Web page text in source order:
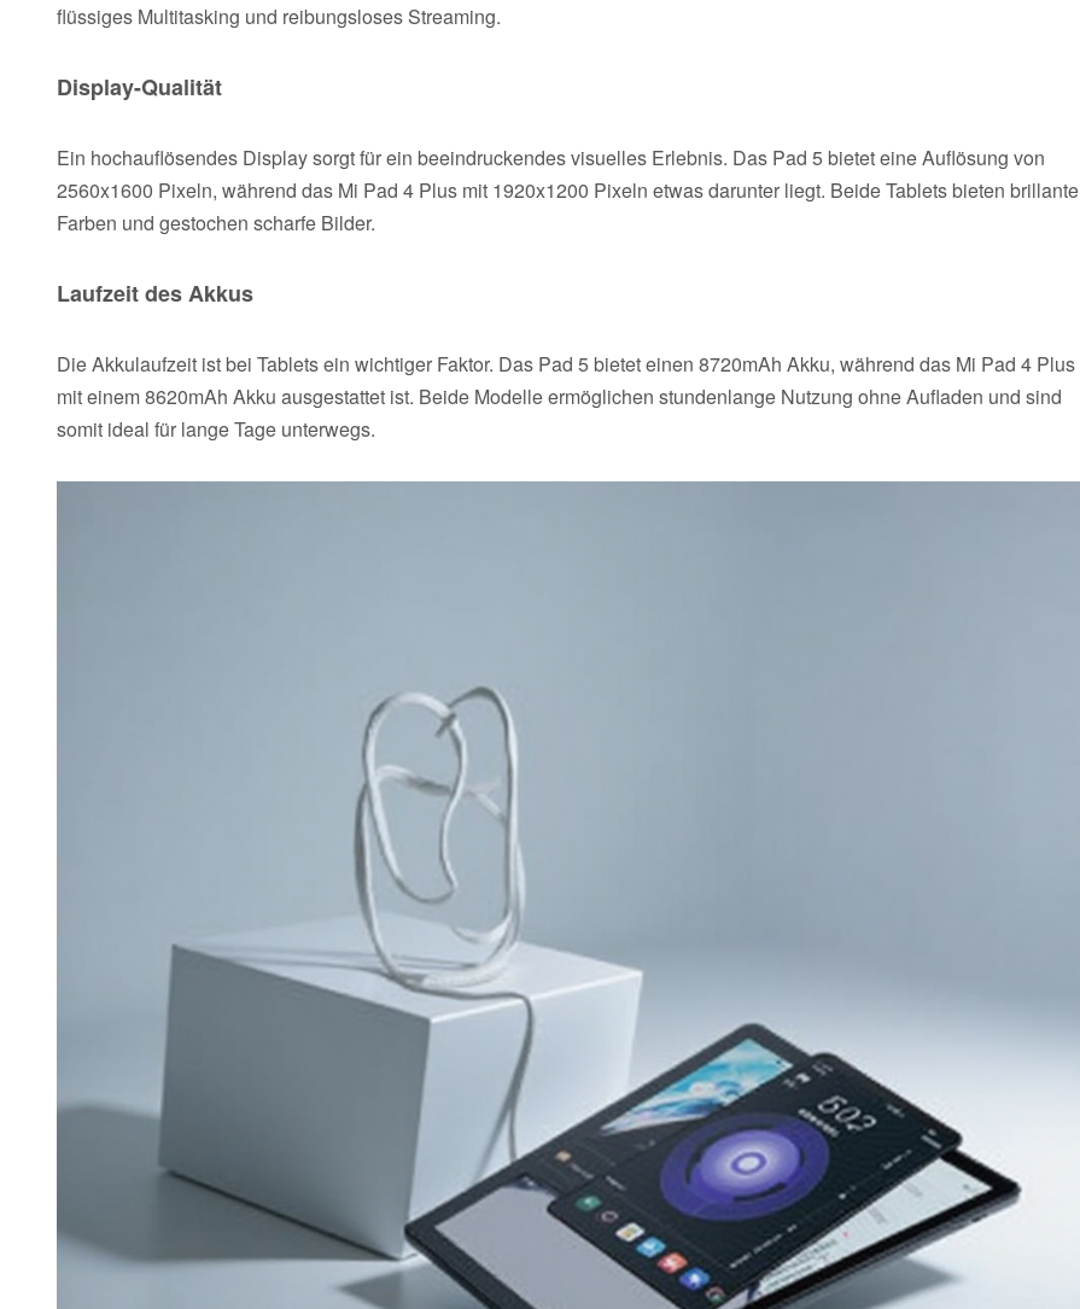
flüssiges Multitasking und reibungsloses Streaming.
Display-Qualität
Ein hochauflösendes Display sorgt für ein beeindruckendes visuelles Erlebnis. Das Pad 5 bietet eine Auflösung von
2560x1600 Pixeln, während das Mi Pad 4 Plus mit 1920x1200 Pixeln etwas darunter liegt. Beide Tablets bieten brillante
Farben und gestochen scharfe Bilder.
Laufzeit des Akkus
Die Akkulaufzeit ist bei Tablets ein wichtiger Faktor. Das Pad 5 bietet einen 8720mAh Akku, während das Mi Pad 4 Plus
mit einem 8620mAh Akku ausgestattet ist. Beide Modelle ermöglichen stundenlange Nutzung ohne Aufladen und sind
somit ideal für lange Tage unterwegs.